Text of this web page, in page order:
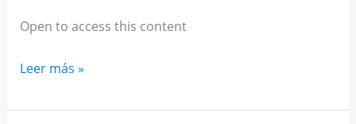
Open to access this content
Historia
Rendimiento
Leer más »